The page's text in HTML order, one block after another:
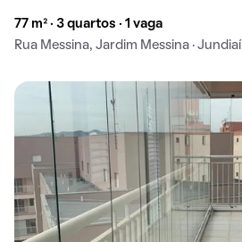
77 m² · 3 quartos · 1 vaga
Rua Messina, Jardim Messina · Jundiaí